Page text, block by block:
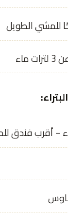
للمشي الطويل
– أقرب فندق